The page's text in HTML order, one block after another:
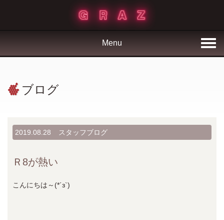
Menu
ブログ
2019.08.28 スタッフブログ
Ｒ8が熱い
こんにちは～(*´з`)